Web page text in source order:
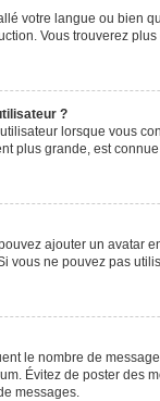
votre langue ou bien
Vous trouverez
?
lorsque vous
plus grande, est
ajouter un avatar
ne pouvez pas
le nombre de
Évitez de poster
messages.